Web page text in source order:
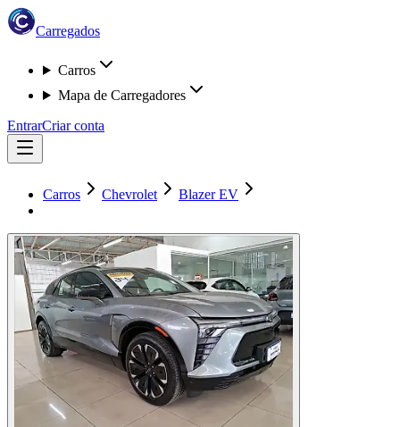
Carregados
Carros
Mapa de Carregadores
EntrarCriar conta
Carros Chevrolet Blazer EV